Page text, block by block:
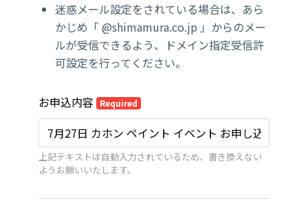
迷惑メール設定をされている場合は、あら
かじめ「 @shimamura.co.jp 」からのメー
ルが受信できるよう、ドメイン指定受信許
可設定を行ってください。
お申込内容 Required
上記テキストは自動入力されているため、書き換えない
ようお願いいたします。